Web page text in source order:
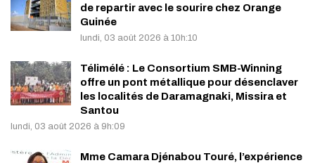
de repartir avec le sourire chez Orange
Guinée
lundi, 03 août 2026 à 10h:10
Télimélé : Le Consortium SMB-Winning
offre un pont métallique pour désenclaver
les localités de Daramagnaki, Missira et
Santou
lundi, 03 août 2026 à 9h:09
Mme Camara Djénabou Touré, l’expérience